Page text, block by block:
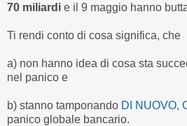
70 miliardi e il 9 maggio hanno
Ti rendi conto di cosa significa, che
a) non hanno idea di cosa sta
nel panico e
b) stanno tamponando DI NUOVO,
panico globale bancario.